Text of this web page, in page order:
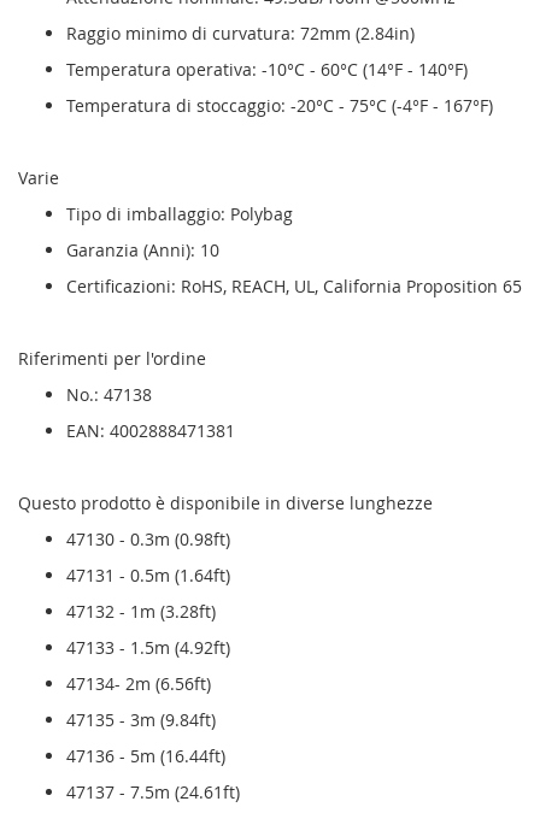
Raggio minimo di curvatura: 72mm (2.84in)
Temperatura operativa: -10°C - 60°C (14°F - 140°F)
Temperatura di stoccaggio: -20°C - 75°C (-4°F - 167°F)
Varie
Tipo di imballaggio: Polybag
Garanzia (Anni): 10
Certificazioni: RoHS, REACH, UL, California Proposition 65
Riferimenti per l'ordine
No.: 47138
EAN: 4002888471381
Questo prodotto è disponibile in diverse lunghezze
47130 - 0.3m (0.98ft)
47131 - 0.5m (1.64ft)
47132 - 1m (3.28ft)
47133 - 1.5m (4.92ft)
47134- 2m (6.56ft)
47135 - 3m (9.84ft)
47136 - 5m (16.44ft)
47137 - 7.5m (24.61ft)